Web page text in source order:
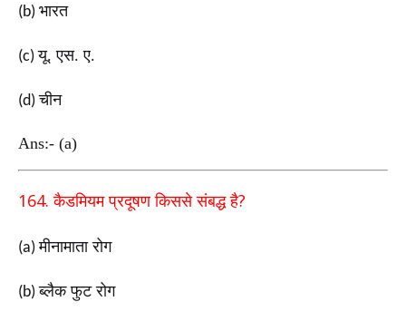
(b) भारत
(c)यू. एस. ए.
(d)चीन
Ans:- (a)
164.कैडमियम प्रदूषण किससे संबद्ध है?
(a)मीनामाता रोग
(b)ब्लैक फुट रोग